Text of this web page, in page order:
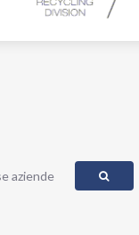
aziende